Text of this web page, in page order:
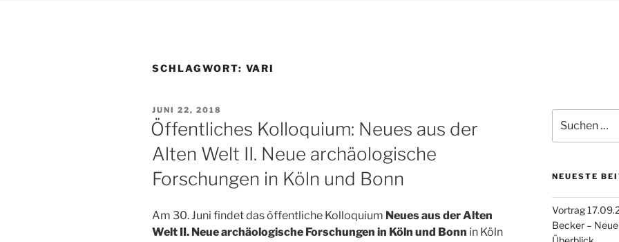
SCHLAGWORT: VARI
VERÖFFENTLICHT
AM
JUNI 22, 2018
Öffentliches Kolloquium: Neues aus der
Alten Welt II. Neue archäologische
Forschungen in Köln und Bonn
Am 30. Juni findet das öffentliche Kolloquium Neues aus der Alten
Welt II. Neue archäologische Forschungen in Köln und Bonn in Köln
nach:
NEUESTE
Vortrag
Becker –